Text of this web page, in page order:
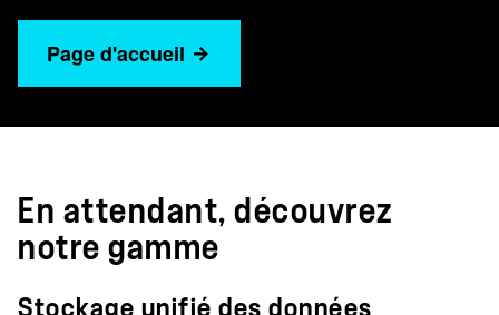
Page d'accueil
En attendant, découvrez
notre gamme
Stockage unifié des données